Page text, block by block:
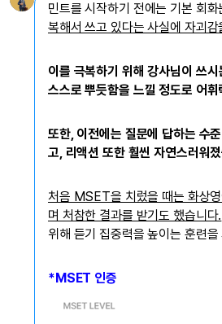
민트를 시작하기 전에는 기본 회
복해서 쓰고 있다는 사실에 자괴
이를 극복하기 위해 강사님이 쓰
스스로 뿌듯함을 느낄 정도로 어
또한, 이전에는 질문에 답하는 수
고, 리액션 또한 훨씬 자연스러워
처음 MSET을 치렀을 때는 화상
며 처참한 결과를 받기도 했습니다.
위해 듣기 집중력을 높이는 훈련
*MSET 인증